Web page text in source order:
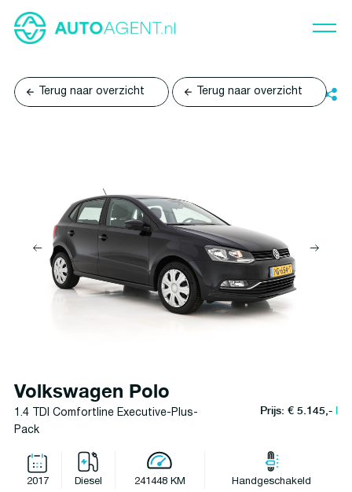
Terug naar overzicht Terug naar overzicht
Volkswagen Polo
1.4 TDI Comfortline Executive-Plus-
Pack
Prijs: € 5.145,-l
2017 Diesel 241448 KM Handgeschakeld